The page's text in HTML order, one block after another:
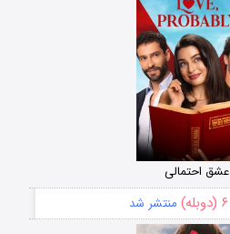
عشق احتمالی
۶ (دوبله) منتشر شد